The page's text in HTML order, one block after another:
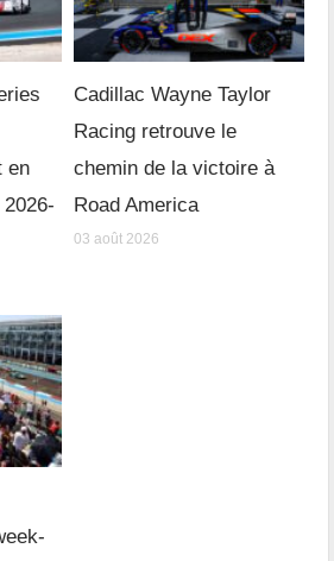
en
2026-
Cadillac Wayne Taylor
Racing retrouve le
chemin de la victoire à
Road America
03 août 2026